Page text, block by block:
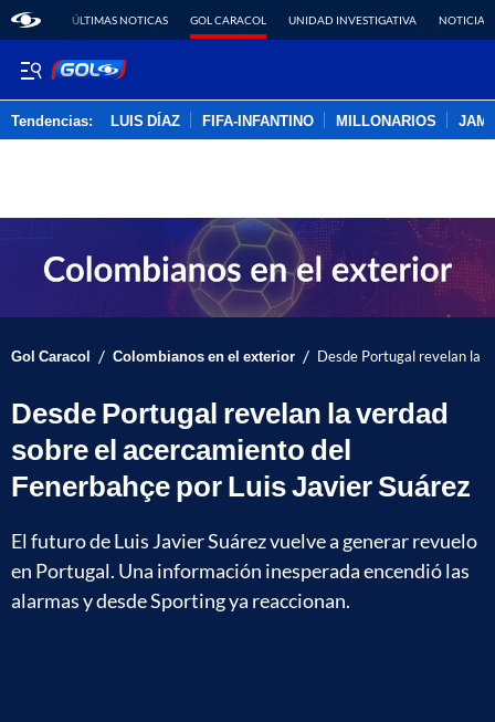
ÚLTIMAS NOTICAS GOL CARACOL UNIDAD INVESTIGATIVA NOTICIAS
Tendencias: LUIS DÍAZ FIFA-INFANTINO MILLONARIOS
Gol Caracol / Colombianos en el exterior / Desde Portugal revelan la
Desde Portugal revelan la verdad
sobre el acercamiento del
Fenerbahçe por Luis Javier Suárez
El futuro de Luis Javier Suárez vuelve a generar revuelo
en Portugal. Una información inesperada encendió las
alarmas y desde Sporting ya reaccionan.